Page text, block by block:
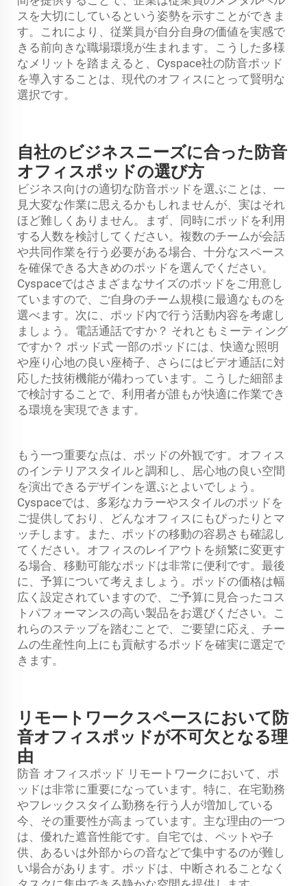
スを大切にしているという姿勢を示すことができま
す。これにより、従業員が自分自身の価値を実感で
きる前向きな職場環境が生まれます。こうした多様
なメリットを踏まえると、Cyspace社の防音ポッド
を導入することは、現代のオフィスにとって賢明な
選択です。
自社のビジネスニーズに合った防音
オフィスポッドの選び方
ビジネス向けの適切な防音ポッドを選ぶことは、一
見大変な作業に思えるかもしれませんが、実はそれ
ほど難しくありません。まず、同時にポッドを利用
する人数を検討してください。複数のチームが会話
や共同作業を行う必要がある場合、十分なスペース
を確保できる大きめのポッドを選んでください。
Cyspaceではさまざまなサイズのポッドをご用意し
ていますので、ご自身のチーム規模に最適なものを
選べます。次に、ポッド内で行う活動内容を考慮し
ましょう。電話通話ですか？ それともミーティング
ですか？ ポッド式 一部のポッドには、快適な照明
や座り心地の良い座椅子、さらにはビデオ通話に対
応した技術機能が備わっています。こうした細部ま
で検討することで、利用者が誰もが快適に作業でき
る環境を実現できます。
もう一つ重要な点は、ポッドの外観です。オフィス
のインテリアスタイルと調和し、居心地の良い空間
を演出できるデザインを選ぶとよいでしょう。
Cyspaceでは、多彩なカラーやスタイルのポッドを
ご提供しており、どんなオフィスにもぴったりとマ
ッチします。また、ポッドの移動の容易さも確認し
てください。オフィスのレイアウトを頻繁に変更す
る場合、移動可能なポッドは非常に便利です。最後
に、予算について考えましょう。ポッドの価格は幅
広く設定されていますので、ご予算に見合ったコス
トパフォーマンスの高い製品をお選びください。こ
れらのステップを踏むことで、ご要望に応え、チー
ムの生産性向上にも貢献するポッドを確実に選定で
きます。
リモートワークスペースにおいて防
音オフィスポッドが不可欠となる理
由
防音 オフィスポッド リモートワークにおいて、ポ
ッドは非常に重要になっています。特に、在宅勤務
やフレックスタイム勤務を行う人が増加している
今、その重要性が高まっています。主な理由の一つ
は、優れた遮音性能です。自宅では、ペットや子
供、あるいは外部からの音などで集中するのが難し
い場合があります。ポッドは、中断されることなく